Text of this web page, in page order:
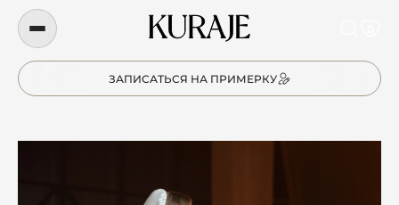
ЗАПИСАТЬСЯ НА ПРИМЕРКУ